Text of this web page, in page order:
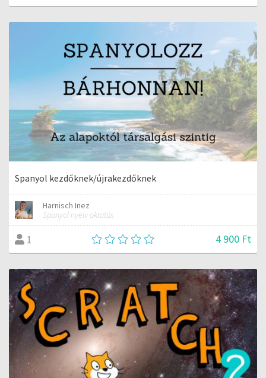
Spanyol kezdőknek/újrakezdőknek
Harnisch Inez
Spanyol nyelv oktatás
1 4 900 Ft